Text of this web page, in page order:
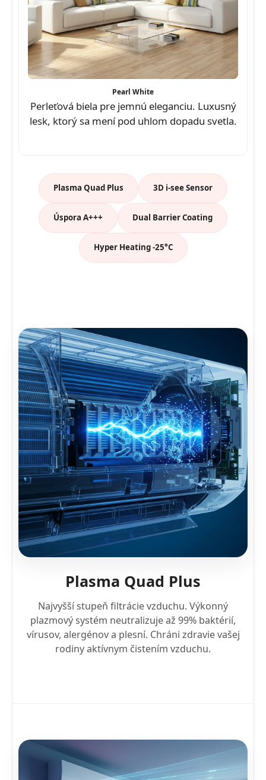
Pearl White
Perleťová biela pre jemnú eleganciu. Luxusný
lesk, ktorý sa mení pod uhlom dopadu svetla.
Plasma Quad Plus 3D i-see Sensor
Úspora A+++ Dual Barrier Coating
Hyper Heating -25°C
Plasma Quad Plus
Najvyšší stupeň filtrácie vzduchu. Výkonný
plazmový systém neutralizuje až 99% baktérií,
vírusov, alergénov a plesní. Chráni zdravie vašej
rodiny aktívnym čistením vzduchu.